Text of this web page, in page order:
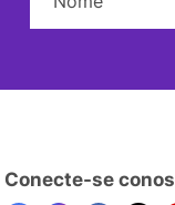
Conecte-se